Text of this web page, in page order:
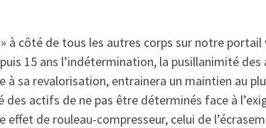
à côté de tous les autres corps sur notre
15 ans l’indétermination, la pusillanimité
sa revalorisation, entrainera un maintien au
des actifs de ne pas être déterminés face à
de rouleau-compresseur, celui de